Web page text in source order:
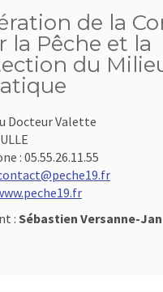
de la
la Pêche et la
du
Docteur Valette
: 05.55.26.11.55
: Sébastien Versanne-